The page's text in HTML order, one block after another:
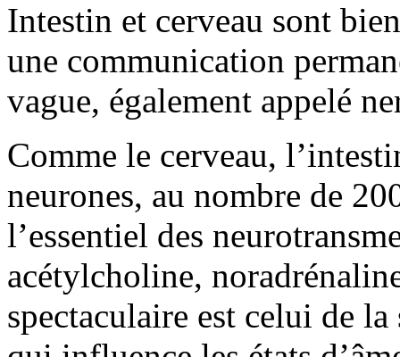
Intestin et cerveau sont
une communication
vague, également appelé
Comme le cerveau,
neurones, au nombre de
l’essentiel des
acétylcholine,
spectaculaire est celui de